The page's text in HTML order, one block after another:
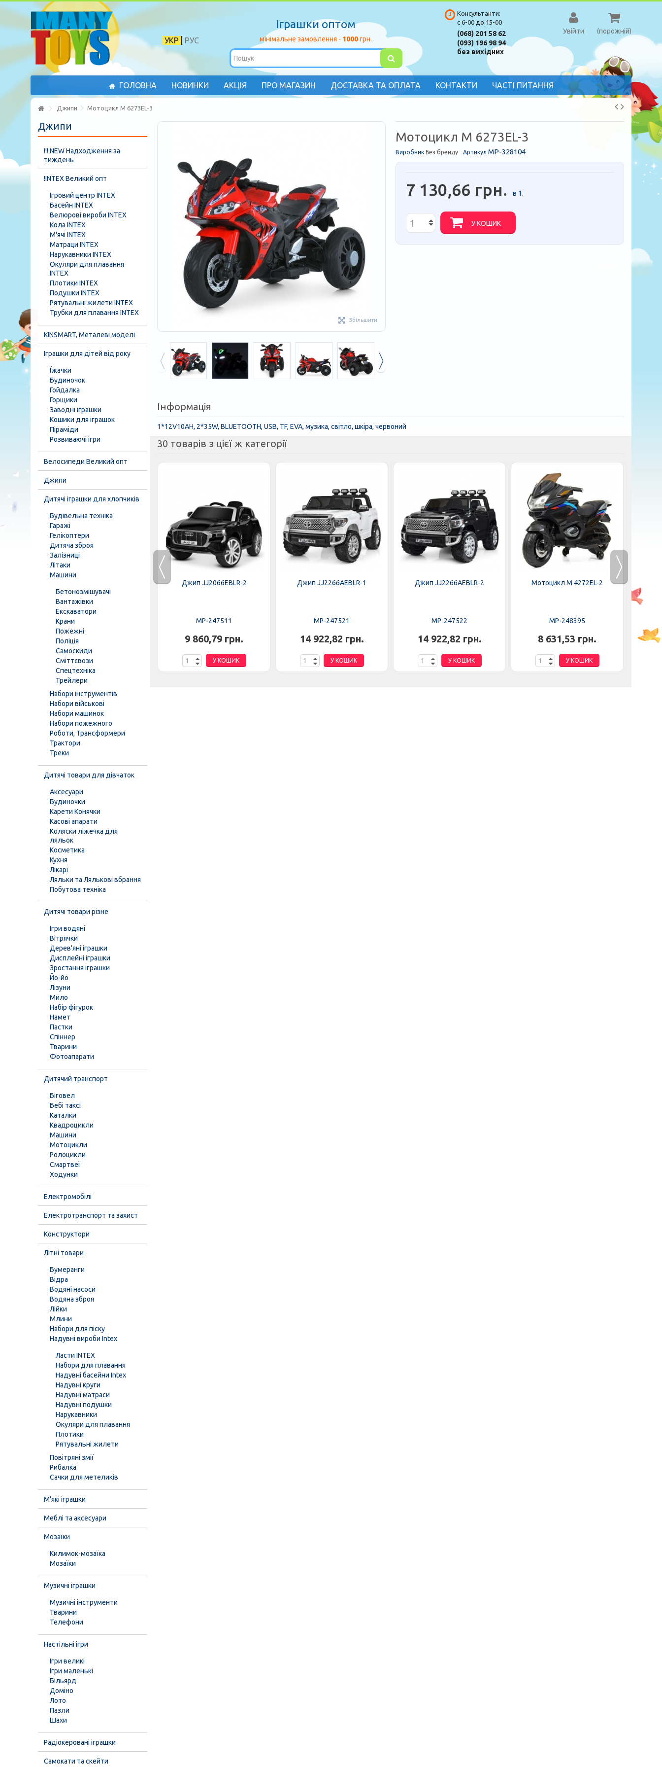
РУС
УКР
Іграшки оптом
мінімальне замовлення - 1000грн.
(порожній)
Увійти
Консультанти:
с 6-00 до 15-00
(068) 201 58 62
(093) 196 98 94
без вихідних
ГОЛОВНА НОВИНКИ АКЦІЯ ПРО МАГАЗИН ДОСТАВКА ТА ОПЛАТА КОНТАКТИ ЧАСТІ ПИТАННЯ
Джипи Мотоцикл M 6273EL-3
Збільшити
Мотоцикл M 6273EL-3
Виробник Без бренду Артикул MP-328104
7 130,66 грн. в 1.
У КОШИК
Інформація
1*12V10AH, 2*35W, BLUETOOTH, USB, TF, EVA, музика, світло, шкіра, червоний
30 товарів з цієї ж категорії
8 446,37 грн.
Джип JJ2066EBLR-2
MP-247511
9 860,79 грн.
У КОШИК
Джип JJ2266AEBLR-1
MP-247521
14 922,82 грн.
У КОШИК
Джип JJ2266AEBLR-2
MP-247522
14 922,82 грн.
У КОШИК
Мотоцикл M 4272EL-2
MP-248395
8 631,53 грн.
У КОШИК
Джипи
!!! NEW Надходження за
тиждень
!INTEX Великий опт
Ігровий центр INTEX
Басейн INTEX
Велюрові вироби INTEX
Кола INTEX
М'ячі INTEX
Матраци INTEX
Нарукавники INTEX
Окуляри для плавання
INTEX
Плотики INTEX
Подушки INTEX
Рятувальні жилети INTEX
Трубки для плавання INTEX
KINSMART, Металеві моделі
Іграшки для дітей від року
Їжачки
Будиночок
Гойдалка
Горщики
Заводні іграшки
Кошики для іграшок
Піраміди
Розвиваючі ігри
Велосипеди Великий опт
Джипи
Дитячі іграшки для хлопчиків
Будівельна техніка
Гаражі
Гелікоптери
Дитяча зброя
Залізниці
Літаки
Машини
Бетонозмішувачі
Вантажівки
Екскаватори
Крани
Пожежні
Поліція
Самоскиди
Сміттєвози
Спецтехніка
Трейлери
Набори інструментів
Набори військові
Набори машинок
Набори пожежного
Роботи, Трансформери
Трактори
Треки
Дитячі товари для дівчаток
Аксесуари
Будиночки
Карети Конячки
Касові апарати
Коляски ліжечка для
ляльок
Косметика
Кухня
Лікарі
Ляльки та Лялькові вбрання
Побутова техніка
Дитячі товари різне
Ігри водяні
Вітрячки
Дерев'яні іграшки
Дисплейні іграшки
Зростання іграшки
Йо-йо
Лізуни
Мило
Набір фігурок
Намет
Пастки
Спіннер
Тварини
Фотоапарати
Дитячий транспорт
Біговел
Бебі таксі
Каталки
Квадроцикли
Машини
Мотоцикли
Ролоцикли
Смартвеї
Ходунки
Електромобілі
Електротранспорт та захист
Конструктори
Літні товари
Бумеранги
Відра
Водяні насоси
Водяна зброя
Лійки
Млини
Набори для піску
Надувні вироби Intex
Ласти INTEX
Набори для плавання
Надувні басейни Intex
Надувні круги
Надувні матраси
Надувні подушки
Нарукавники
Окуляри для плавання
Плотики
Рятувальні жилети
Повітряні змії
Рибалка
Сачки для метеликів
М'які іграшки
Меблі та аксесуари
Мозаїки
Килимок-мозаїка
Мозаїки
Музичні іграшки
Музичні інструменти
Тварини
Телефони
Настільні ігри
Ігри великі
Ігри маленькі
Більярд
Доміно
Лото
Пазли
Шахи
Радіокеровані іграшки
Самокати та скейти